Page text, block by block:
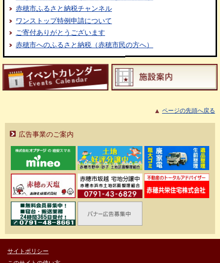
赤穂市ふるさと納税チャンネル
ワンストップ特例申請について
ご寄付ありがとうございます
赤穂市へのふるさと納税（赤穂市民の方へ）
ページの先頭へ戻る
広告事業のご案内
サイトポリシー